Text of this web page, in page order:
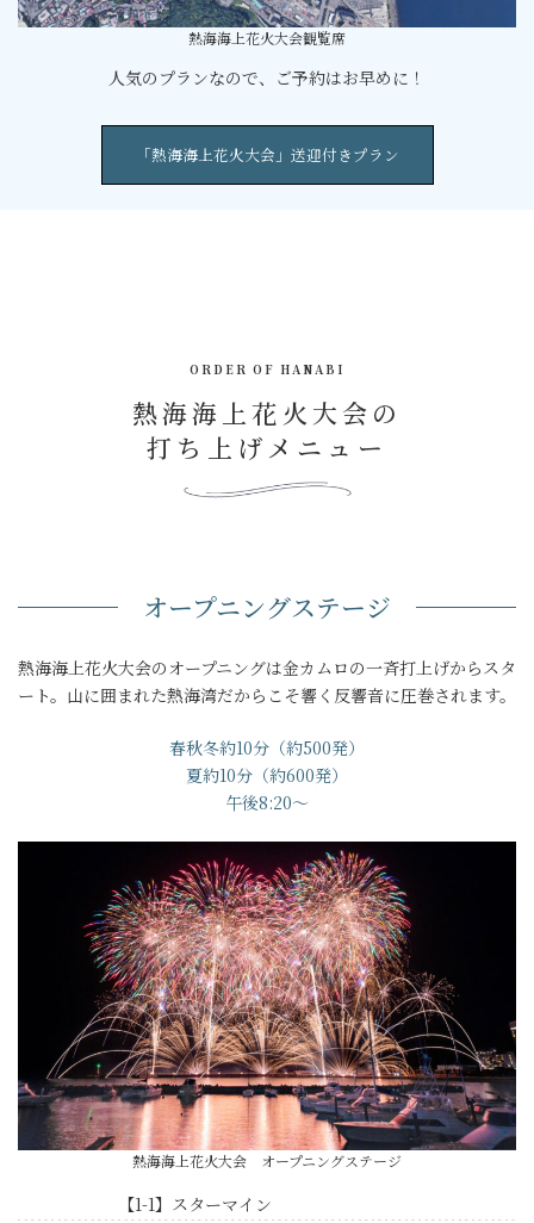
熱海海上花火大会観覧席
人気のプランなので、ご予約はお早めに！
「熱海海上花火大会」送迎付きプラン
熱海海上花火大会の
打ち上げメニュー
ORDER OF HANABI
オープニングステージ
熱海海上花火大会のオープニングは金カムロの一斉打上げからスタ
ート。山に囲まれた熱海湾だからこそ響く反響音に圧巻されます。
春秋冬約10分（約500発）
夏約10分（約600発）
午後8:20～
熱海海上花火大会 オープニングステージ
【1-1】スターマイン